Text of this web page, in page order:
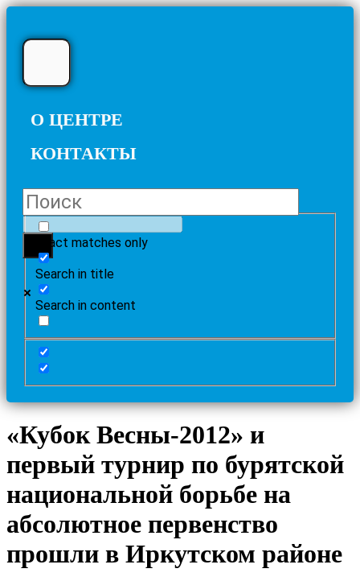
О ЦЕНТРЕ
КОНТАКТЫ
Exact matches only
Search in title
Search in content
«Кубок Весны-2012» и
первый турнир по бурятской
национальной борьбе на
абсолютное первенство
прошли в Иркутском районе